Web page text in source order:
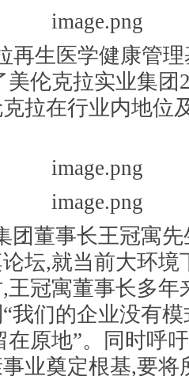
再生医学健康管
团董事长王冠寓